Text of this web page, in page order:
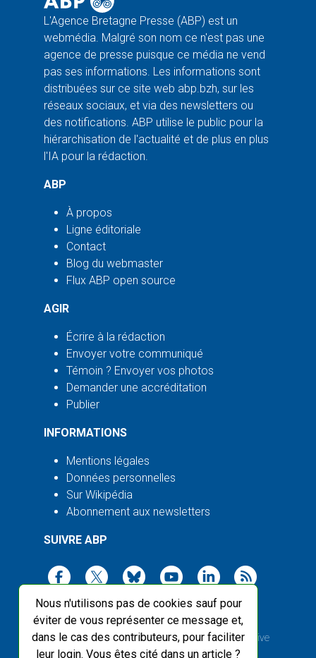
Nous n'utilisons pas de cookies sauf pour
éviter de vous représenter ce message et,
dans le cas des contributeurs, pour faciliter
leur login. Vous êtes cité dans un article ?
L'Agence Bretagne Presse (ABP) est un
webmédia. Malgré son nom ce n'est pas une
agence de presse puisque ce média ne vend
pas ses informations. Les informations sont
distribuées sur ce site web abp.bzh, sur les
réseaux sociaux, et via des newsletters ou
des notifications. ABP utilise le public pour la
hiérarchisation de l'actualité et de plus en plus
l'IA pour la rédaction.
ABP
À propos
Ligne éditoriale
Contact
Blog du webmaster
Flux ABP open source
AGIR
Écrire à la rédaction
Envoyer votre communiqué
Témoin ? Envoyer vos photos
Demander une accréditation
Publier
INFORMATIONS
Mentions légales
Données personnelles
Sur Wikipédia
Abonnement aux newsletters
SUIVRE ABP
2003-2026 ©Agence Bretagne Presse, sauf Creative
Commons